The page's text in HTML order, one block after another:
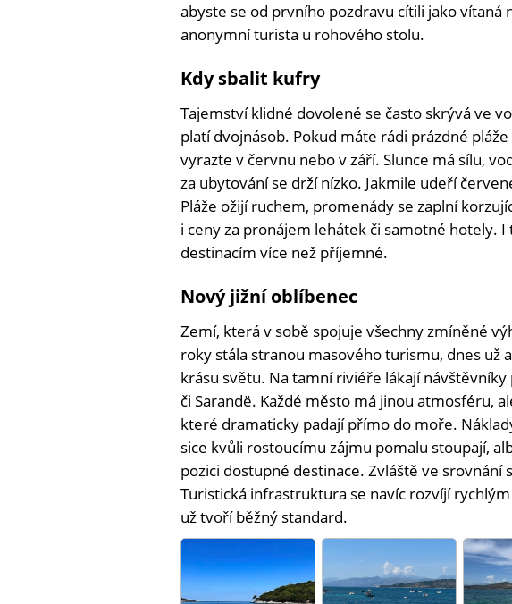
abyste se od prvního pozdravu cítili jako vítaná
anonymní turista u rohového stolu.
Kdy sbalit kufry
Tajemství klidné dovolené se často skrývá ve
platí dvojnásob. Pokud máte rádi prázdné
vyrazte v červnu nebo v září. Slunce má sílu,
za ubytování se drží nízko. Jakmile udeří
Pláže ožijí ruchem, promenády se zaplní
i ceny za pronájem lehátek či samotné hotely.
destinacím více než příjemné.
Nový jižní oblíbenec
Zemí, která v sobě spojuje všechny zmíněné
roky stála stranou masového turismu, dnes už
krásu světu. Na tamní riviéře lákají
či Sarandë. Každé město má jinou atmosféru,
které dramaticky padají přímo do moře.
sice kvůli rostoucímu zájmu pomalu stoupají,
pozici dostupné destinace. Zvláště ve srovnání
Turistická infrastruktura se navíc rozvíjí
už tvoří běžný standard.